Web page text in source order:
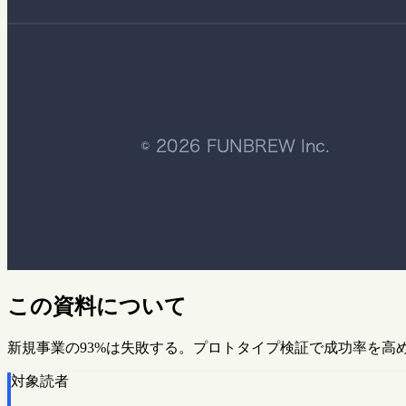
この資料について
新規事業の93%は失敗する。プロトタイプ検証で成功率を高
対象読者